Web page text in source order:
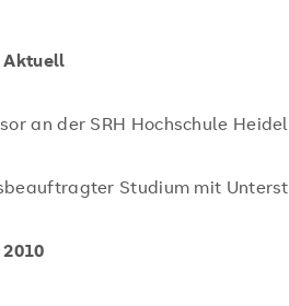
Aktuell
an der SRH Hochschule
Studium mit